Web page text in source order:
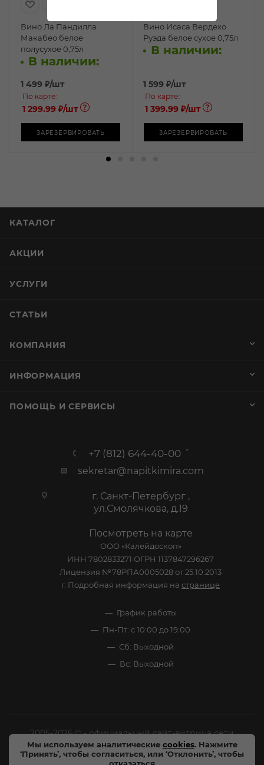
Вино Ла Пандилла
Макабео белое
полусухое 0,75л
В наличии:
1 499 ₽/шт
По карте:
1 299.99 ₽/шт
ЗАРЕЗЕРВИРОВАТЬ
Вино Исаса Вердехо
Руэда белое сухое 0,75л
В наличии:
1 599 ₽/шт
По карте:
1 399.99 ₽/шт
ЗАРЕЗЕРВИРОВАТЬ
Мы используем аналитические cookies. Нажмите
‘Принять’, чтобы согласиться, или ‘Отклонить’, чтобы
КАТАЛОГ
АКЦИИ
УСЛУГИ
СТАТЬИ
КОМПАНИЯ
ИНФОРМАЦИЯ
ПОМОЩЬ И СЕРВИСЫ
+7 (812) 644-40-00
sekretar@napitkimira.com
г. Санкт-Петербург ,
ул.Смолячкова, д.19
Посмотреть на карте
ООО «Калейдоскоп»
ИНН 7802833271 ОГРН 1137847296267
Лицензия №78РПА0005028 от 25.10.2013
г. Подробная информация на странице
График работы
Пн-Пт: с 10:00 до 19:00
Сб: Выходной
Вс: Выходной
2005-2026 © - официальный сайт-витрина сети
специализированных напитков "Калейдоскоп Напитков
Мира". Все права защищены.